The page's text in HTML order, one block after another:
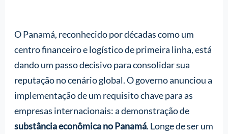
O Panamá, reconhecido por décadas como um
centro financeiro e logístico de primeira linha, está
dando um passo decisivo para consolidar sua
reputação no cenário global. O governo anunciou a
implementação de um requisito chave para as
empresas internacionais: a demonstração de
substância econômica no Panamá. Longe de ser um